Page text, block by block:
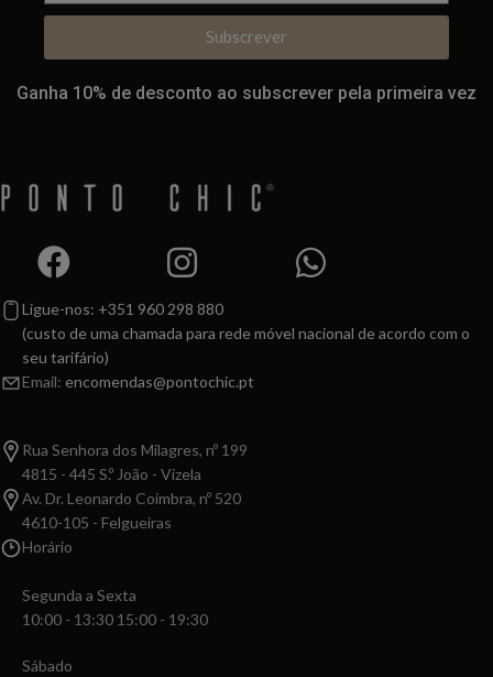
Subscrever
Ganha 10% de desconto ao subscrever pela primeira vez
Ligue-nos: +351 960 298 880
(custo de uma chamada para rede móvel nacional de acordo com o
seu tarifário)
Email: encomendas@pontochic.pt
Rua Senhora dos Milagres, nº 199
4815 - 445 S.º João - Vizela
Av. Dr. Leonardo Coimbra, nº 520
4610-105 - Felgueiras
Horário
Segunda a Sexta
10:00 - 13:30 15:00 - 19:30
Sábado